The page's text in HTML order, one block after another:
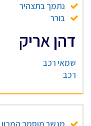
נתמך בתצהיר
בורר
דהן אריק
שמאי רכב
רכב